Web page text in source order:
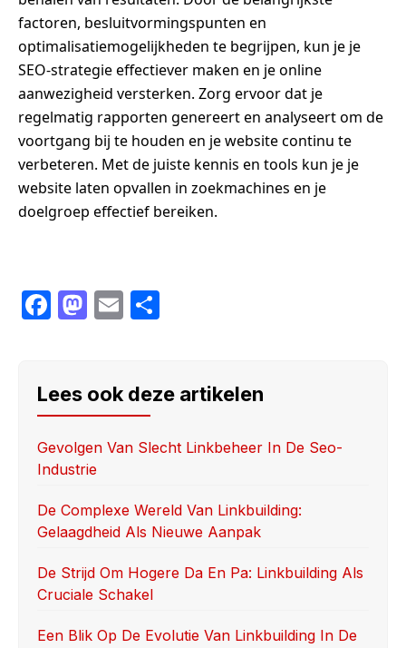
factoren, besluitvormingspunten en
optimalisatiemogelijkheden te begrijpen, kun je je
SEO-strategie effectiever maken en je online
aanwezigheid versterken. Zorg ervoor dat je
regelmatig rapporten genereert en analyseert om de
voortgang bij te houden en je website continu te
verbeteren. Met de juiste kennis en tools kun je je
website laten opvallen in zoekmachines en je
doelgroep effectief bereiken.
F
e
b
o
o
k
M
o
d
o
n
E
e
Lees ook deze artikelen
Gevolgen Van Slecht Linkbeheer In De Seo-
Industrie
De Complexe Wereld Van Linkbuilding:
Gelaagdheid Als Nieuwe Aanpak
De Strijd Om Hogere Da En Pa: Linkbuilding Als
Cruciale Schakel
Een Blik Op De Evolutie Van Linkbuilding In De